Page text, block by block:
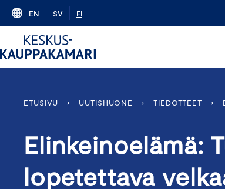
Skip
content
EN SV FI
ETUSIVU › UUTISHUONE › TIEDOTTEET ›
Elinkeinoelämä:
lopetettava